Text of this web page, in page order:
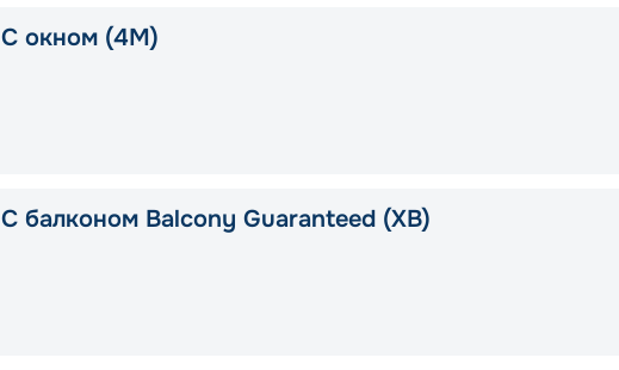
С окном (4M)
С балконом Balcony Guaranteed (XB)